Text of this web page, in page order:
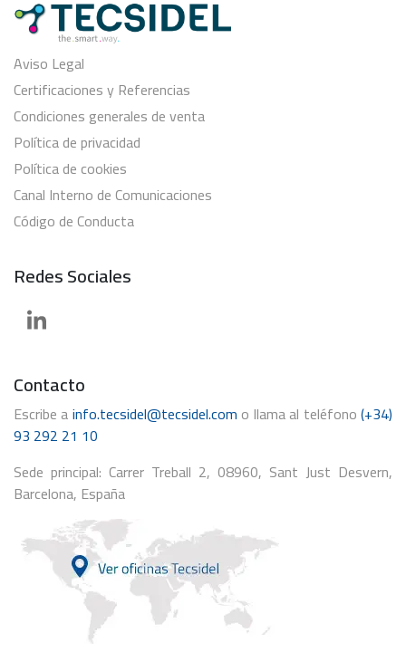
Aviso Legal
Certificaciones y Referencias
Condiciones generales de venta
Política de privacidad
Política de cookies
Canal Interno de Comunicaciones
Código de Conducta
Redes Sociales
Contacto
Escribe ainfo.tecsidel@tecsidel.com o llama al teléfono(+34)
93 292 21 10
Sede principal: Carrer Treball 2, 08960, Sant Just Desvern,
Barcelona, España